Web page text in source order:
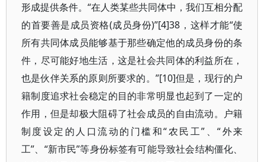
形成提供条件。“在人类某些共同体中，我们互相分配
的首要善是成员资格(成员身份)”[4]38，这样才能“使
所有共同体成员能够基于那些确定他的成员身份的条
件，尽可能好地生活，这是社会共同体的利益所在，
也是伙伴关系的原则所要求的。”[10]但是，现行的户
籍制度追求社会稳定的目的非常明显也起到了一定的
作用，但是却极大阻碍了社会成员的自由流动。户籍
制度设定的人口流动的门槛和“农民工”、“外来
工”、“新市民”等身份标签有可能导致社会结构僵化、